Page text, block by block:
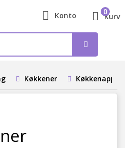
Konto Kurv
0
Køkkener